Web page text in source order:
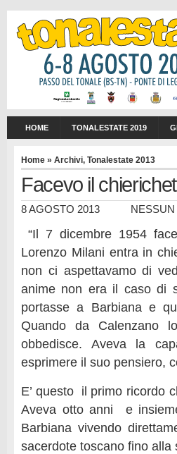
HOME TONALESTATE 2019
Home » Archivi, Tonalestate 2013
Facevo il
8 AGOSTO 2013
“Il 7 dicembre 1954
Lorenzo Milani entra in
non ci aspettavamo di
anime non era il caso di
portasse a Barbiana e
Quando da Calenzano
obbedisce. Aveva la
esprimere il suo pensiero,
E’ questo il primo ricordo
Aveva otto anni e
Barbiana vivendo
sacerdote toscano fino alla